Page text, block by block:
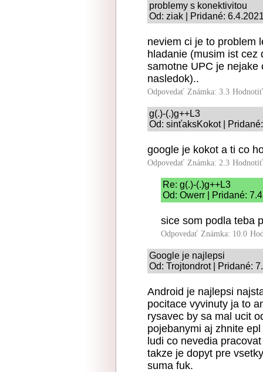
problemy s konektivitou
Od: ziak | Pridané:
neviem ci je to problem
hladanie (musim ist cez
samotne UPC je nejake
nasledok)..
Odpovedať Známka: 3.3
g(.)-(.)g++L3
Od: sinťaksKokot |
google je kokot a ti co
Odpovedať Známka: 2.3
Re: g(.)-(.)g++L3
Od: Owerr | Pridané:
sice som podla teba
Odpovedať Známka: 10.0
Google je najlepsi
Od: Trojtondrot | Pridané:
Android je najlepsi
pocitace vyvinuty ja to
rysavec by sa mal ucit
pojebanymi aj zhnite
ludi co nevedia
takze je dopyt pre
suma fuk.